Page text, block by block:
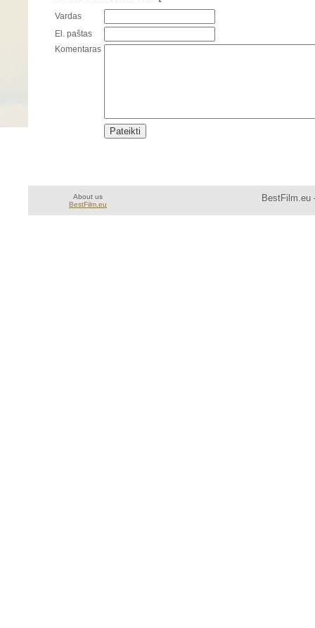
Vardas
El. paštas
Komentaras
About us
BestFilm.eu